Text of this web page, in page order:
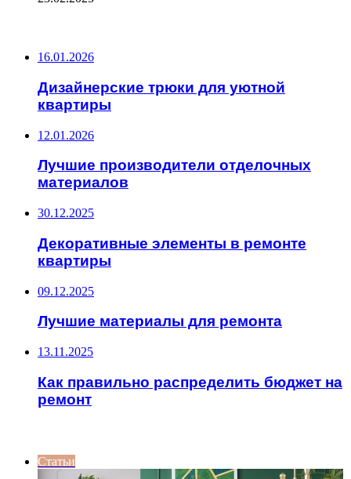
16.01.2026
Дизайнерские трюки для уютной
квартиры
12.01.2026
Лучшие производители отделочных
материалов
30.12.2025
Декоративные элементы в ремонте
квартиры
09.12.2025
Лучшие материалы для ремонта
13.11.2025
Как правильно распределить бюджет на
ремонт
Статьи